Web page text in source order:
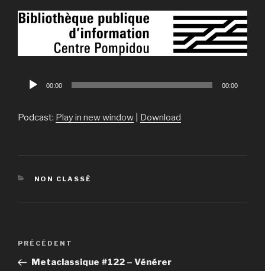
Lecteur
00:00 00:00
Podcast: Play in new window Download
CATÉGORIES
NON CLASSÉ
Navigation
Article
précédent
PRÉCÉDENT
Metaclassique #122 – Vénérer